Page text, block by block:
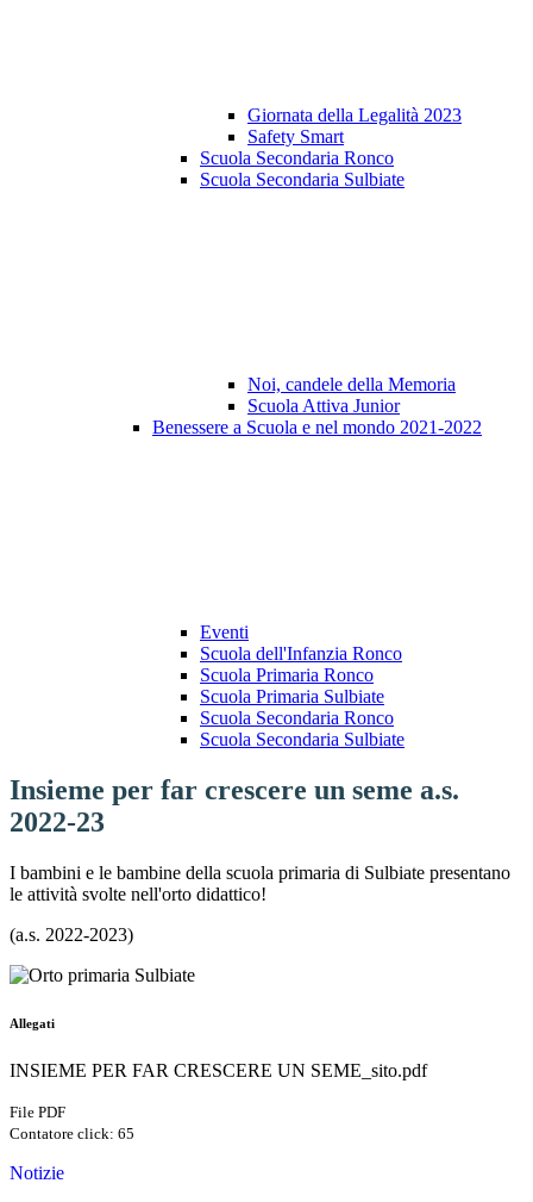
Giornata della Legalità 2023
Safety Smart
Scuola Secondaria Ronco
Scuola Secondaria Sulbiate
Noi, candele della Memoria
Scuola Attiva Junior
Benessere a Scuola e nel mondo 2021-2022
Eventi
Scuola dell'Infanzia Ronco
Scuola Primaria Ronco
Scuola Primaria Sulbiate
Scuola Secondaria Ronco
Scuola Secondaria Sulbiate
Insieme per far crescere un seme a.s.
2022-23
I bambini e le bambine della scuola primaria di Sulbiate presentano
le attività svolte nell'orto didattico!
(a.s. 2022-2023)
Allegati
INSIEME PER FAR CRESCERE UN SEME_sito.pdf
File PDF
Contatore click: 65
Notizie